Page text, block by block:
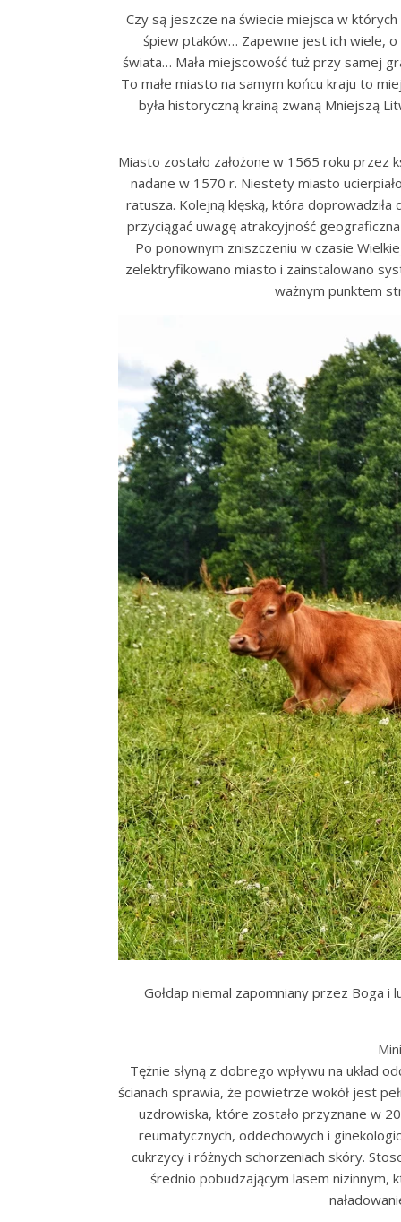
Czy są jeszcze na świecie miejsca w
śpiew ptaków… Zapewne jest ich wiele,
świata… Mała miejscowość tuż przy samej
To małe miasto na samym końcu kraju to
była historyczną krainą zwaną Mniejszą
Miasto zostało założone w 1565 roku przez
nadane w 1570 r. Niestety miasto
ratusza. Kolejną klęską, która doprowadziła
przyciągać uwagę atrakcyjność
Po ponownym zniszczeniu w czasie
zelektryfikowano miasto i zainstalowano
ważnym punktem
Gołdap niemal zapomniany przez Boga
Tężnie słyną z dobrego wpływu na układ
ścianach sprawia, że ​​powietrze wokół jest
uzdrowiska, które zostało przyznane w
reumatycznych, oddechowych i
cukrzycy i różnych schorzeniach skóry.
średnio pobudzającym lasem nizinnym,